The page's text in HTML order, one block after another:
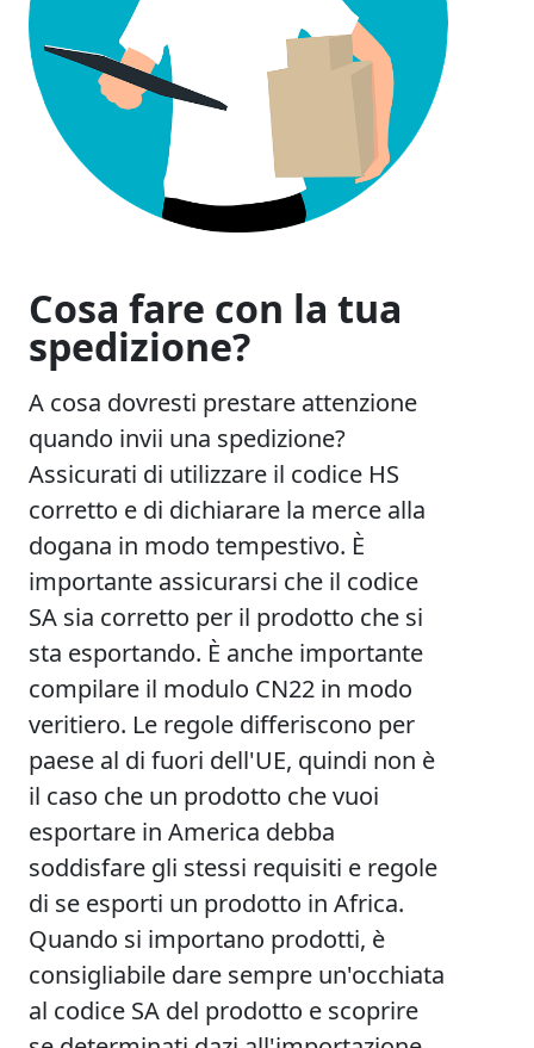
Cosa fare con la tua
spedizione?
A cosa dovresti prestare attenzione
quando invii una spedizione?
Assicurati di utilizzare il codice HS
corretto e di dichiarare la merce alla
dogana in modo tempestivo. È
importante assicurarsi che il codice
SA sia corretto per il prodotto che si
sta esportando. È anche importante
compilare il modulo CN22 in modo
veritiero. Le regole differiscono per
paese al di fuori dell'UE, quindi non è
il caso che un prodotto che vuoi
esportare in America debba
soddisfare gli stessi requisiti e regole
di se esporti un prodotto in Africa.
Quando si importano prodotti, è
consigliabile dare sempre un'occhiata
al codice SA del prodotto e scoprire